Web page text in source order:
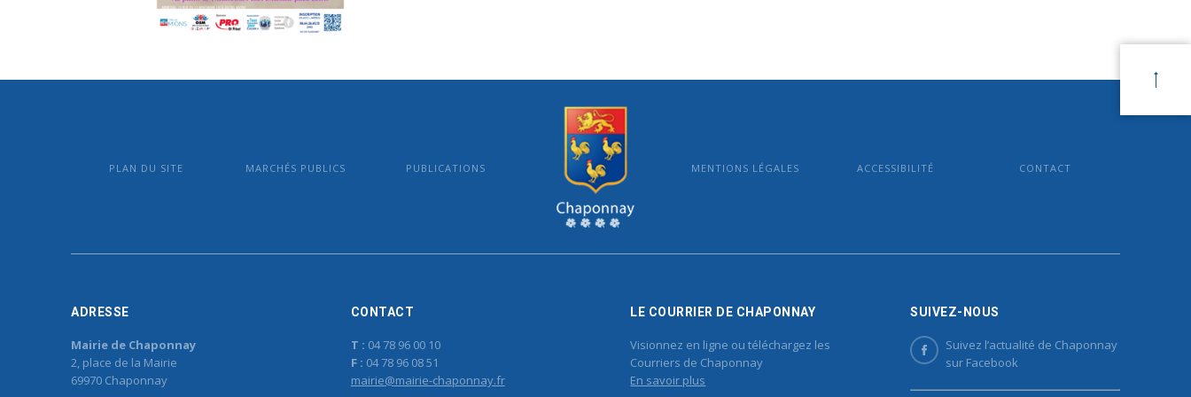
PLAN DU SITE MARCHÉS PUBLICS PUBLICATIONS MENTIONS LÉGALES ACCESSIBILITÉ CONTACT
ADRESSE
Mairie de Chaponnay
2, place de la Mairie
69970 Chaponnay
CONTACT
T : 04 78 96 00 10
F : 04 78 96 08 51
mairie@mairie-chaponnay.fr
LE COURRIER DE CHAPONNAY
Visionnez en ligne ou téléchargez les
Courriers de Chaponnay
En savoir plus
SUIVEZ-NOUS
Suivez l’actualité de Chaponnay
sur Facebook